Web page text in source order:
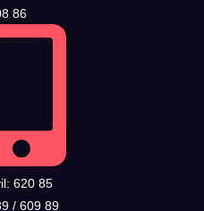
86
620 85
/ 609 89